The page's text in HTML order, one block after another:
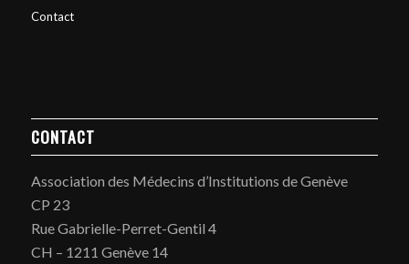
Contact
CONTACT
Association des Médecins d’Institutions de Genève
CP 23
Rue Gabrielle-Perret-Gentil 4
CH – 1211 Genève 14